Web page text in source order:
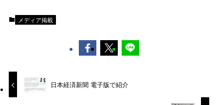
メディア掲載
日本経済新聞 電子版で紹介